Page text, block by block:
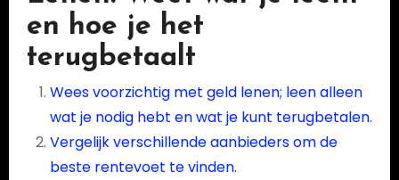
en hoe je het
terugbetaalt
Wees voorzichtig met geld lenen; leen alleen
wat je nodig hebt en wat je kunt terugbetalen.
Vergelijk verschillende aanbieders om de
beste rentevoet te vinden.